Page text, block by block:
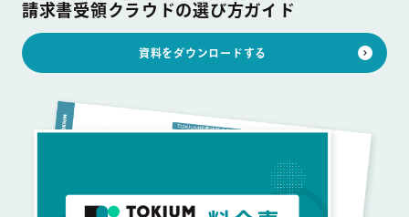
請求書受領クラウドの選び方ガイド
資料をダウンロードする